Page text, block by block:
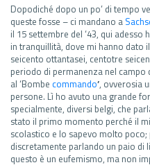
Dopodiché dopo un po’ di tempo
queste fosse – ci mandano a
il 15 settembre del ‘43, qui
in tranquillità, dove mi hanno dato
seicento ottantasei, centotre
periodo di permanenza nel
al ‘Bombe commando’, ovverosia
persone. Lì ho avuto una grande
specialmente, diversi belgi, che
stato il primo momento perché il
scolastico e lo sapevo molto
discretamente parlando un paio
questo è un eufemismo, ma non